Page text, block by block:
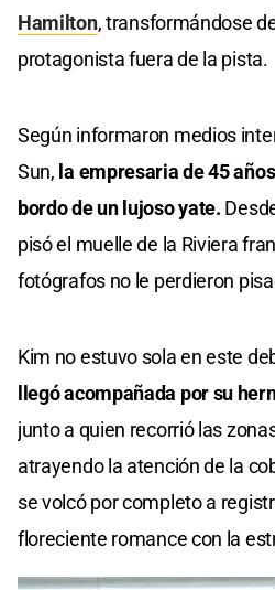
Hamilton, transformándose
protagonista fuera de la pista.
Según informaron medios
Sun, la empresaria de 45
bordo de un lujoso yate.
pisó el muelle de la Riviera
fotógrafos no le perdieron
Kim no estuvo sola en este
llegó acompañada por su
junto a quien recorrió las
atrayendo la atención de la
se volcó por completo a
floreciente romance con la